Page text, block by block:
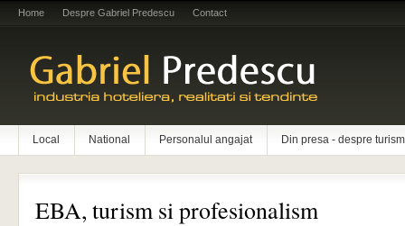
Home Despre Gabriel Predescu Contact
Local National Personalul angajat Din presa - despre turism
EBA, turism si profesionalism